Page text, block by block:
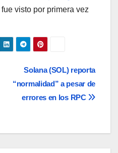
fue visto por primera vez
Solana (SOL) reporta
“normalidad” a pesar de
errores en los RPC